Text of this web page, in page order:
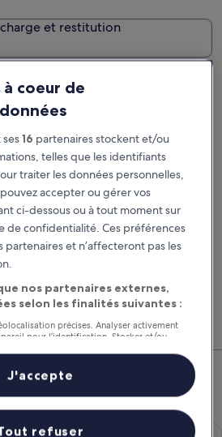
et restitution
et restitution
Restitution
Rechercher
et regroupez vol,
pour économiser au
meilleures offres
coeur de
16 partenaires stockent et/ou
telles que les identifiants
traiter les données personnelles,
accepter ou gérer vos
ci-dessous ou à tout moment sur
de confidentialité. Ces préférences
partenaires et n’affecteront pas les
nos partenaires externes,
selon les finalités suivantes :
précises. Analyser activement
pour l’identification. Stocker et/ou
des publicités et du contenu,
de services.
(fournisseurs)
refuser
J'accepte